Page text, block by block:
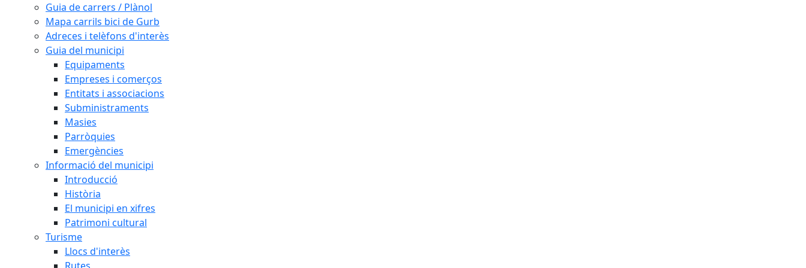
Guia de carrers / Plànol
Mapa carrils bici de Gurb
Adreces i telèfons d'interès
Guia del municipi
Equipaments
Empreses i comerços
Entitats i associacions
Subministraments
Masies
Parròquies
Emergències
Informació del municipi
Introducció
Història
El municipi en xifres
Patrimoni cultural
Turisme
Llocs d'interès